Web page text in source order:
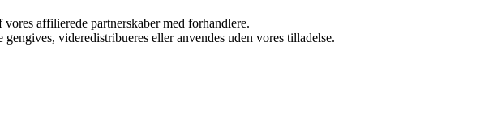
affilierede partnerskaber med forhandlere.
videredistribueres eller anvendes uden vores tilladelse.